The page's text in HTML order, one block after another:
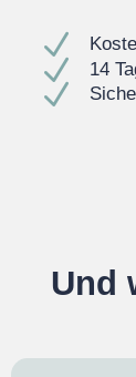
N
N 14
N
Und